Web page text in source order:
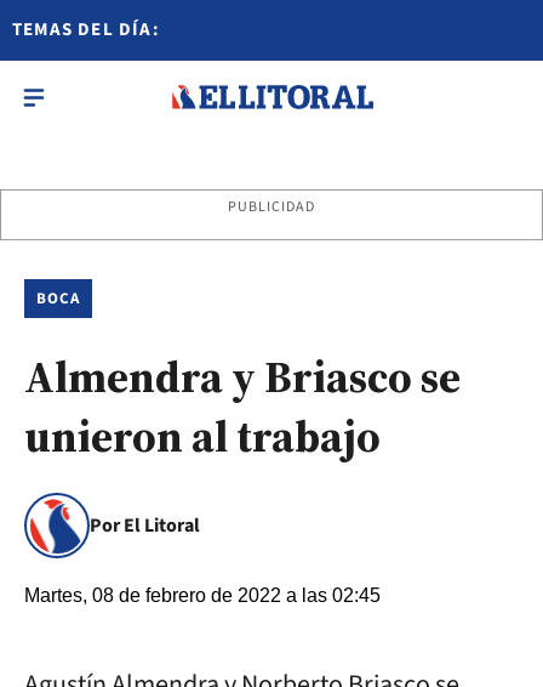
TEMAS DEL DÍA:
PUBLICIDAD
BOCA
Almendra y Briasco se
unieron al trabajo
Por El Litoral
Martes, 08 de febrero de 2022 a las 02:45